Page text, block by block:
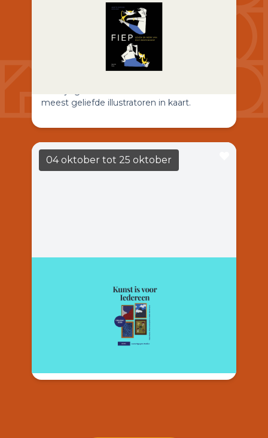
19:30
Casa Casla
Leven en werk van Fiep Westendorp
brengen Annette Portegies en Gioia Smid
meest geliefde illustratoren in kaart.
04 oktober tot 25 oktober
14:00
Casa Casla
Luna Nguyen Atelier organiseert “Art is voor
Iedereen”, een inspirerende tentoonstelling
met creatieve werken van haar docenten,